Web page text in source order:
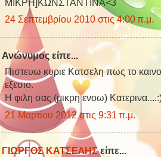
ΜΙΚΡΗ]ΚΩΝΣΤΑΝΤΙΝΑ<3
24 Σεπτεμβρίου 2010 στις 4:00 π.μ.
Ανώνυμος είπε...
Πιστευω κυριε Κατσελη πως το
εξεσιο.
Η φιλη σας (μικρη ενοω)
21 Μαρτίου 2012 στις 9:31 π.μ.
ΓΙΩΡΓΟΣ ΚΑΤΣΕΛΗΣείπε...